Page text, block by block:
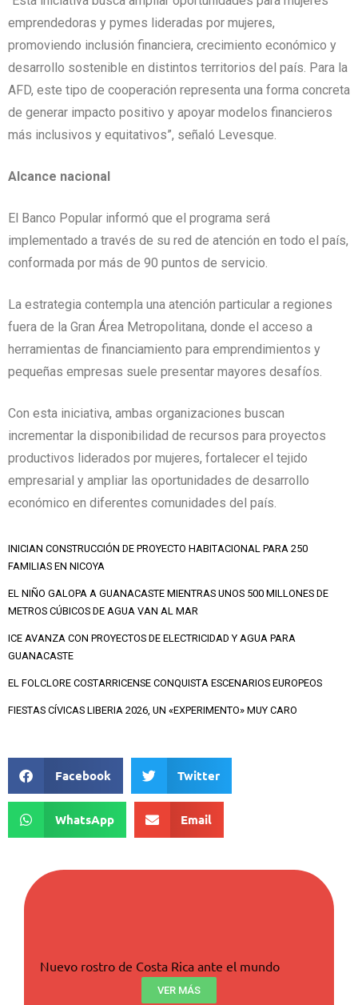
emprendedoras y pymes lideradas por mujeres,
promoviendo inclusión financiera, crecimiento económico y
desarrollo sostenible en distintos territorios del país. Para la
AFD, este tipo de cooperación representa una forma concreta
de generar impacto positivo y apoyar modelos financieros
más inclusivos y equitativos”, señaló Levesque.
Alcance nacional
El Banco Popular informó que el programa será
implementado a través de su red de atención en todo el país,
conformada por más de 90 puntos de servicio.
La estrategia contempla una atención particular a regiones
fuera de la Gran Área Metropolitana, donde el acceso a
herramientas de financiamiento para emprendimientos y
pequeñas empresas suele presentar mayores desafíos.
Con esta iniciativa, ambas organizaciones buscan
incrementar la disponibilidad de recursos para proyectos
productivos liderados por mujeres, fortalecer el tejido
empresarial y ampliar las oportunidades de desarrollo
económico en diferentes comunidades del país.
INICIAN CONSTRUCCIÓN DE PROYECTO HABITACIONAL PARA 250
FAMILIAS EN NICOYA
EL NIÑO GALOPA A GUANACASTE MIENTRAS UNOS 500 MILLONES DE
METROS CÚBICOS DE AGUA VAN AL MAR
ICE AVANZA CON PROYECTOS DE ELECTRICIDAD Y AGUA PARA
GUANACASTE
EL FOLCLORE COSTARRICENSE CONQUISTA ESCENARIOS EUROPEOS
FIESTAS CÍVICAS LIBERIA 2026, UN «EXPERIMENTO» MUY CARO
Facebook Twitter
WhatsApp Email
Nuevo rostro de Costa Rica ante el mundo
VER MÁS